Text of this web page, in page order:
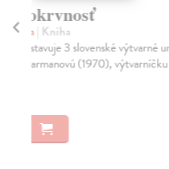
Za volební
se volilo v
Bahenská Marie| Kniha
Doprovodná česko-
stejnojmenné výstavě,
Na sklade
8,93 €